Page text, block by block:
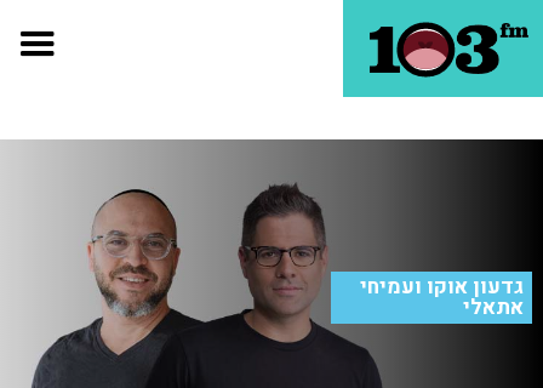
גדעון אוקו ועמיחי
אתאלי